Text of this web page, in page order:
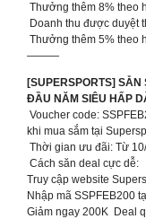
Thưởng thêm 8% theo
Doanh thu được duyệt
Thưởng thêm 5% theo
———
[SUPERSPORTS]
ĐẦU NĂM SIÊU HẤP
Voucher code:
khi mua sắm tại
Thời gian ưu đãi: Từ
Cách săn deal cực dễ:
Truy cập website
Nhập mã SSPFEB200
Giảm ngay 200K Deal